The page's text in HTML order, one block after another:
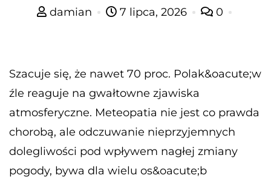
damian 7 lipca, 2026 0
Szacuje się, że nawet 70 proc. Polak&oacute;w
źle reaguje na gwałtowne zjawiska
atmosferyczne. Meteopatia nie jest co prawda
chorobą, ale odczuwanie nieprzyjemnych
dolegliwości pod wpływem nagłej zmiany
pogody, bywa dla wielu os&oacute;b